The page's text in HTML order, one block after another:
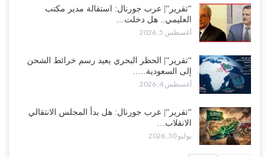
في جبهات مأرب وتعز والضالع..!
أغسطس 5, 2026
تعميد الشهادات يشعل غضباً واسعاً..!
أغسطس 5, 2026
ملفات المال والنفط..!
أغسطس 5, 2026
“تقرير“| عرب جورنال: استقالة مدير مكتب
العليمي.. هل دخلت…
أغسطس 5, 2026
“تقرير“| الحظر البحري يعيد رسم خرائط الشحن
إلى السعودية..…
أغسطس 4, 2026
“تقرير“| عرب جورنال: هل بدأ المجلس الانتقالي
الانقلاب…
يوليو 30, 2026